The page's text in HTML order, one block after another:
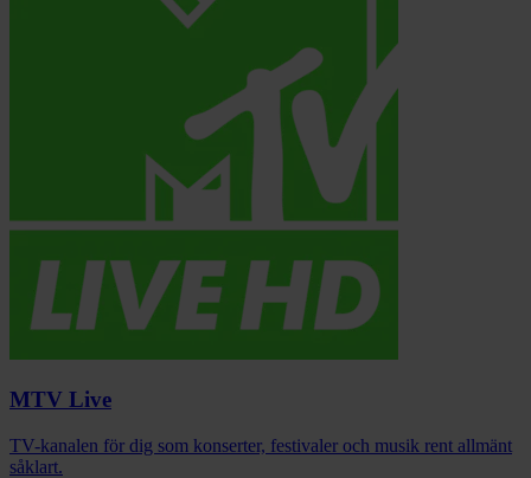
MTV Live
TV-kanalen för dig som konserter, festivaler och musik rent allmänt
såklart.